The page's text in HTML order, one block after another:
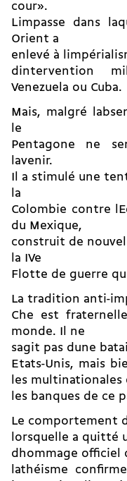
cour».
Limpasse dans
Orient a
enlevé à
dintervention
Venezuela ou Cuba.
Mais, malgré
le
Pentagone ne
lavenir.
Il a stimulé une
la
Colombie contre
du Mexique,
construit de
la IVe
Flotte de guerre
La tradition anti-
Che est
monde. Il ne
sagit pas dune
Etats-Unis, mais
les multinationales
les banques de ce
Le comportement
lorsquelle a quitté
dhommage
lathéisme 